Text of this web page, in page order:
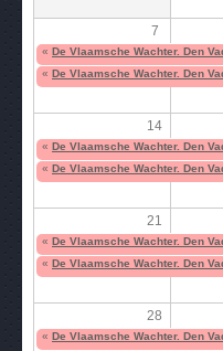
7
« De Vlaamsche Wachter. Den
« De Vlaamsche Wachter. Den
14
« De Vlaamsche Wachter. Den
« De Vlaamsche Wachter. Den
21
« De Vlaamsche Wachter. Den
« De Vlaamsche Wachter. Den
28
« De Vlaamsche Wachter. Den